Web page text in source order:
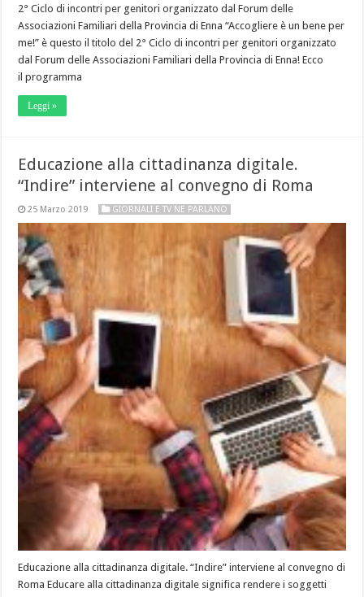
2° Ciclo di incontri per genitori organizzato dal Forum delle
Associazioni Familiari della Provincia di Enna “Accogliere è un bene per
me!” è questo il titolo del 2° Ciclo di incontri per genitori organizzato
dal Forum delle Associazioni Familiari della Provincia di Enna! Ecco
il programma
Leggi »
Educazione alla cittadinanza digitale.
“Indire” interviene al convegno di Roma
25 Marzo 2019 GIORNALI E TV NE PARLANO
Educazione alla cittadinanza digitale. “Indire” interviene al convegno di
Roma Educare alla cittadinanza digitale significa rendere i soggetti